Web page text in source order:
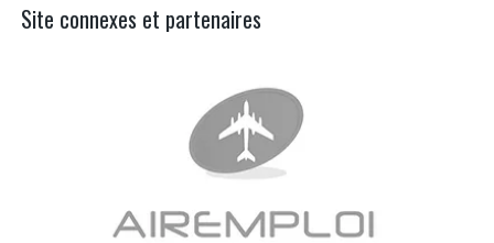
Site connexes et partenaires